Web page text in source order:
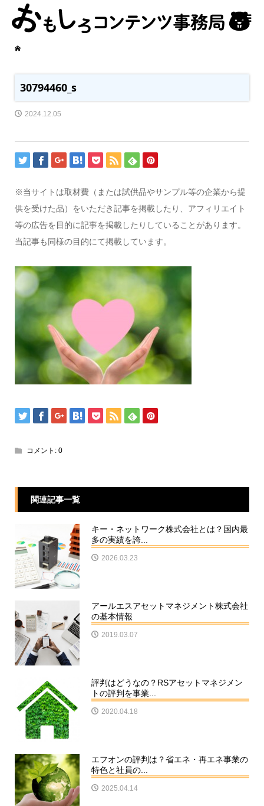
30794460_s
2024.12.05
※当サイトは取材費（または試供品やサンプル等の企業から提
供を受けた品）をいただき記事を掲載したり、アフィリエイト
等の広告を目的に記事を掲載したりしていることがあります。
当記事も同様の目的にて掲載しています。
コメント: 0
関連記事一覧
キー・ネットワーク株式会社とは？国内最
多の実績を誇...
2026.03.23
アールエスアセットマネジメント株式会社
の基本情報
2019.03.07
評判はどうなの？RSアセットマネジメン
トの評判を事業...
2020.04.18
エフオンの評判は？省エネ・再エネ事業の
特色と社員の...
2025.04.14